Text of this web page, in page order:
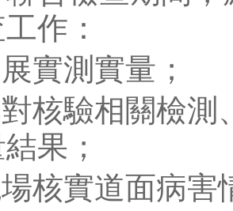
作：
測實量；
驗相關檢測
果；
實道面病害